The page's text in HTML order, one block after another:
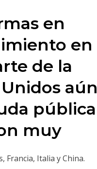
en
en
de la
aún
pública
muy
Francia, Italia y China.